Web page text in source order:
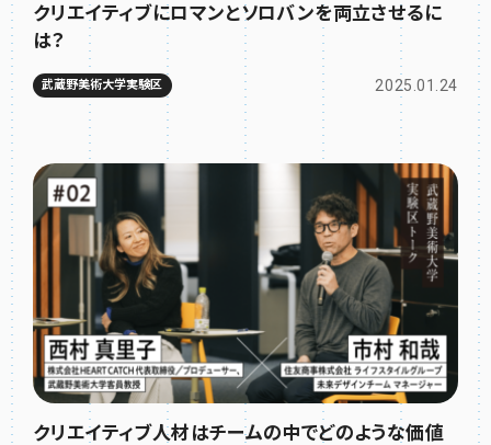
クリエイティブにロマンとソロバンを両立させるに
は？
武蔵野美術大学実験区 2025.01.24
クリエイティブ人材はチームの中でどのような価値